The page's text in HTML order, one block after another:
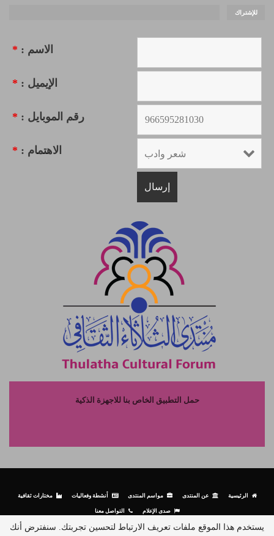
للإشتراك
الاسم : *
الإيميل : *
رقم الموبايل : *
الاهتمام : *
حمل التطبيق الخاص بنا للاجهزة الذكية
الرئيسية عن المنتدى مواسم المنتدى أنشطة وفعاليات مختارات ثقافية
صدى الإعلام التواصل معنا
يستخدم هذا الموقع ملفات تعريف الارتباط لتحسين تجربتك. سنفترض أنك